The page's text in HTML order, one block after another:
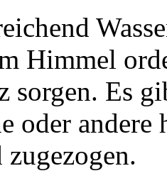
Himmel
sorgen. Es
oder
zugezogen.